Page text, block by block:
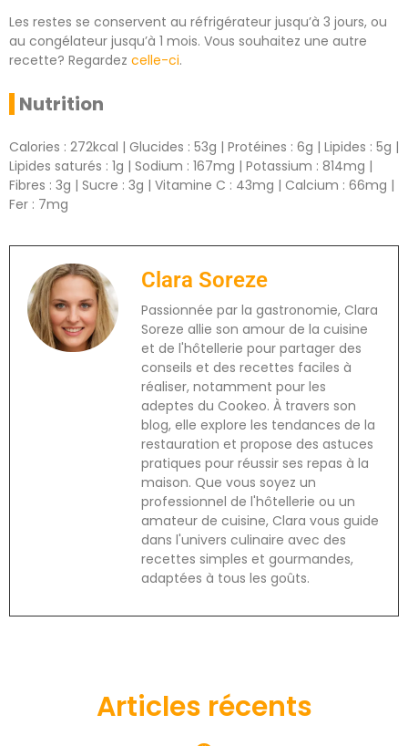
Les restes se conservent au réfrigérateur jusqu’à 3 jours, ou
au congélateur jusqu’à 1 mois. Vous souhaitez une autre
recette? Regardez celle-ci.
Nutrition
Calories : 272kcal | Glucides : 53g | Protéines : 6g | Lipides : 5g |
Lipides saturés : 1g | Sodium : 167mg | Potassium : 814mg |
Fibres : 3g | Sucre : 3g | Vitamine C : 43mg | Calcium : 66mg |
Fer : 7mg
Clara Soreze
Passionnée par la gastronomie, Clara
Soreze allie son amour de la cuisine
et de l'hôtellerie pour partager des
conseils et des recettes faciles à
réaliser, notamment pour les
adeptes du Cookeo. À travers son
blog, elle explore les tendances de la
restauration et propose des astuces
pratiques pour réussir ses repas à la
maison. Que vous soyez un
professionnel de l'hôtellerie ou un
amateur de cuisine, Clara vous guide
dans l'univers culinaire avec des
recettes simples et gourmandes,
adaptées à tous les goûts.
Articles récents